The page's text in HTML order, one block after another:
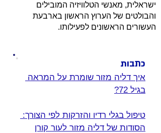
ישראלית, מאנשי הטלוויזיה המובילים
והבולטים של הערוץ הראשון בארבעת
העשורים הראשונים לפעילותו.
כתבות
איך דליה מזור שומרת על המראה
בגיל 72?
טיפול בגלי רדיו והזרקות לפי הצורך:
הסודות של דליה מזור לעור קורן